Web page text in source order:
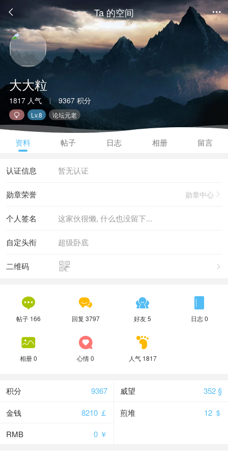
 Ta 的空间 
大大粒
1817 人气 | 9367 积分
 Lv.8 论坛元老
资料 帖子 日志 相册 留言
暂无认证
认证信息

勋章中心
勋章荣誉
这家伙很懒, 什么也没留下...
个人签名
超级卧底
自定头衔


二维码

帖子 166

回复 3797

好友 5

日志 0

相册 0

心情 0

人气 1817
9367
积分 352 §
威望
8210 ￡
金钱 12 ＄
煎堆
0 ￥
RMB